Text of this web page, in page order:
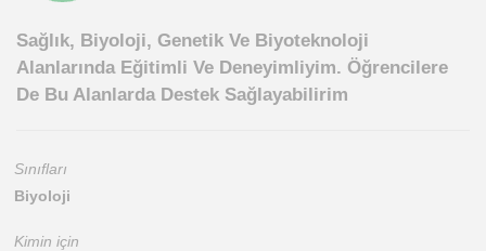
Sağlık, Biyoloji, Genetik Ve Biyoteknoloji
Alanlarında Eğitimli Ve Deneyimliyim. Öğrencilere
De Bu Alanlarda Destek Sağlayabilirim
Sınıfları
Biyoloji
Kimin için